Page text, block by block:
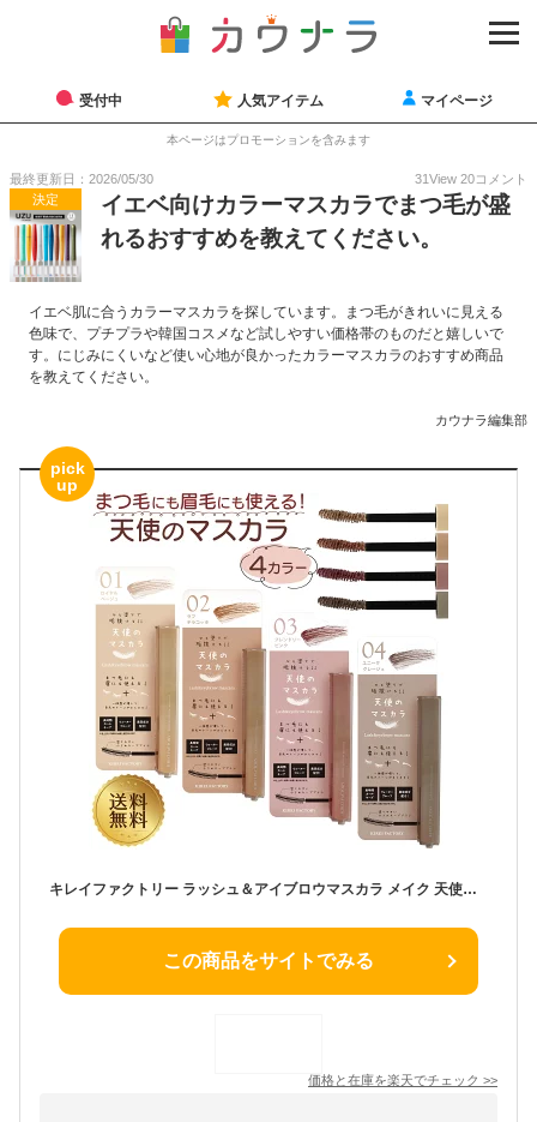
受付中 人気アイテム マイページ
本ページはプロモーションを含みます
最終更新日：2026/05/30 31View 20コメント
決定
イエベ向けカラーマスカラでまつ毛が盛
れるおすすめを教えてください。
イエベ肌に合うカラーマスカラを探しています。まつ毛がきれいに見える
色味で、プチプラや韓国コスメなど試しやすい価格帯のものだと嬉しいで
す。にじみにくいなど使い心地が良かったカラーマスカラのおすすめ商品
を教えてください。
カウナラ編集部
pick
up
キレイファクトリー ラッシュ＆アイブロウマスカラ メイク 天使のマスカラ まつ毛 眉毛 まゆ毛 眉マスカラ カラーマスカラ アイシャドウ コスメ コスプレ イベント 眉カラー 眉メイク フェイスカラー メイクアップ アイメイク KIREI FACTORY 化粧品 ウォータープルーフ
この商品をサイトでみる
価格と在庫を楽天でチェック >>